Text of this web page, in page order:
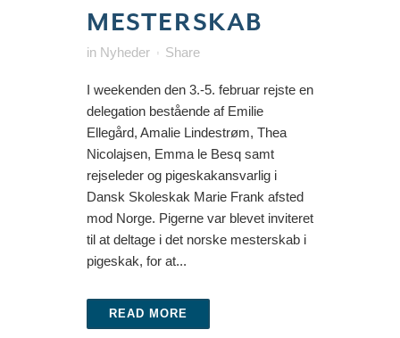
MESTERSKAB
in Nyheder Share
I weekenden den 3.-5. februar rejste en
delegation bestående af Emilie
Ellegård, Amalie Lindestrøm, Thea
Nicolajsen, Emma le Besq samt
rejseleder og pigeskakansvarlig i
Dansk Skoleskak Marie Frank afsted
mod Norge. Pigerne var blevet inviteret
til at deltage i det norske mesterskab i
pigeskak, for at...
READ MORE